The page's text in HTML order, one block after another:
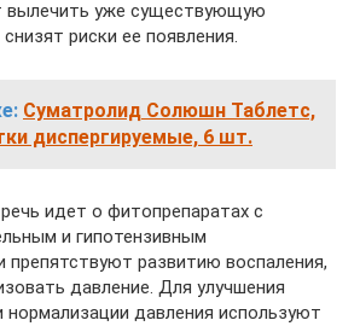
вылечить уже существующую
риски ее появления.
Суматролид Солюшн Таблетс,
диспергируемые, 6 шт.
идет о фитопрепаратах с
и гипотензивным
препятствуют развитию воспаления,
давление. Для улучшения
давления используют